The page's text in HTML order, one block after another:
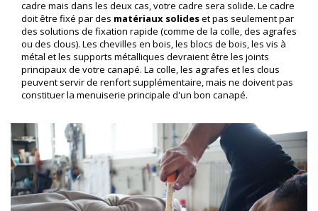
cadre mais dans les deux cas, votre cadre sera solide. Le cadre
doit être fixé par des matériaux solideset pas seulement par
des solutions de fixation rapide (comme de la colle, des agrafes
ou des clous). Les chevilles en bois, les blocs de bois, les vis à
métal et les supports métalliques devraient être les joints
principaux de votre canapé. La colle, les agrafes et les clous
peuvent servir de renfort supplémentaire, mais ne doivent pas
constituer la menuiserie principale d'un bon canapé.